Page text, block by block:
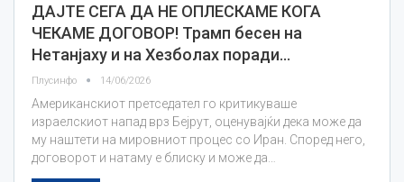
ДАЈТЕ СЕГА ДА НЕ ОПЛЕСКАМЕ КОГА
ЧЕКАМЕ ДОГОВОР! Трамп бесен на
Нетанјаху и на Хезболах поради…
Плусинфо 14/06/2026
Американскиот претседател го критикуваше
израелскиот напад врз Бејрут, оценувајќи дека може да
му наштети на мировниот процес со Иран. Според него,
договорот и натаму е блиску и може да…